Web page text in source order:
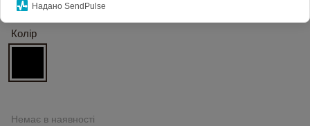
Надано SendPulse
Колір
Немає в наявності